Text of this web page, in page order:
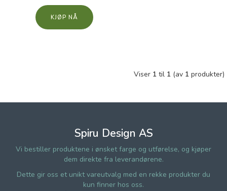
KJØP
Viser 1 til 1 (av 1 produkter)
Spiru Design AS
Vi bestiller produktene i ønsket farge og utførelse, og kjøper
dem direkte fra leverandørene.
Dette gir oss et unikt vareutvalg med en rekke produkter du
kun finner hos oss.